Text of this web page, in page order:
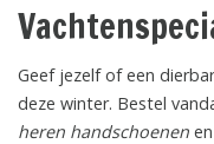
Geef jezelf of een
deze winter. Bestel
heren handschoenen